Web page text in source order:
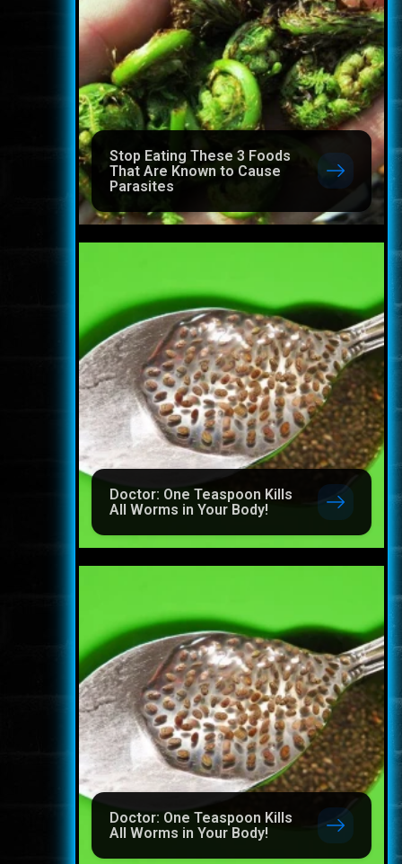
Stop Eating These 3 Foods
That Are Known to Cause
Parasites
Doctor: One Teaspoon Kills
All Worms in Your Body!
Doctor: One Teaspoon Kills
All Worms in Your Body!